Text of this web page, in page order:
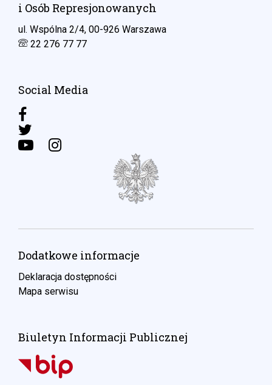
i Osób Represjonowanych
ul. Wspólna 2/4, 00-926 Warszawa
22 276 77 77
Social Media
Dodatkowe informacje
Deklaracja dostępności
Mapa serwisu
Biuletyn Informacji Publicznej